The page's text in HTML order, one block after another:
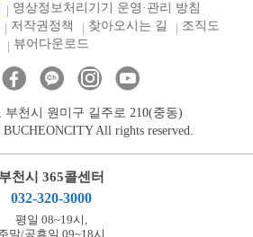
영상정보처리기기 운영·관리 방침
저작권정책 찾아오시는 길
조직도
뷰어다운로드
부천시 원미구 길주로 210(중동)
All rights reserved.
부천시 365콜센터
032-320-3000
평일 08~19시,
말/공휴일 09~18시